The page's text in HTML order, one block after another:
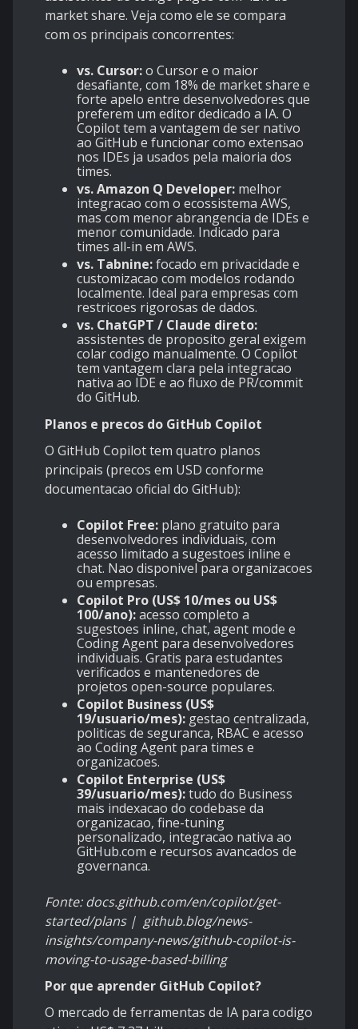
market share. Veja como ele se compara
com os principais concorrentes:
vs. Cursor:o Cursor e o maior
desafiante, com 18% de market share e
forte apelo entre desenvolvedores que
preferem um editor dedicado a IA. O
Copilot tem a vantagem de ser nativo
ao GitHub e funcionar como extensao
nos IDEs ja usados pela maioria dos
times.
vs. Amazon Q Developer: melhor
integracao com o ecossistema AWS,
mas com menor abrangencia de IDEs e
menor comunidade. Indicado para
times all-in em AWS.
vs. Tabnine:focado em privacidade e
customizacao com modelos rodando
localmente. Ideal para empresas com
restricoes rigorosas de dados.
vs. ChatGPT / Claude direto:
assistentes de proposito geral exigem
colar codigo manualmente. O Copilot
tem vantagem clara pela integracao
nativa ao IDE e ao fluxo de PR/commit
do GitHub.
Planos e precos do GitHub Copilot
O GitHub Copilot tem quatro planos
principais (precos em USD conforme
documentacao oficial do GitHub):
Copilot Free: plano gratuito para
desenvolvedores individuais, com
acesso limitado a sugestoes inline e
chat. Nao disponivel para organizacoes
ou empresas.
Copilot Pro (US$ 10/mes ou US$
100/ano):acesso completo a
sugestoes inline, chat, agent mode e
Coding Agent para desenvolvedores
individuais. Gratis para estudantes
verificados e mantenedores de
projetos open-source populares.
Copilot Business (US$
19/usuario/mes): gestao centralizada,
politicas de seguranca, RBAC e acesso
ao Coding Agent para times e
organizacoes.
Copilot Enterprise (US$
39/usuario/mes):tudo do Business
mais indexacao do codebase da
organizacao, fine-tuning
personalizado, integracao nativa ao
GitHub.com e recursos avancados de
governanca.
Fonte: docs.github.com/en/copilot/get-
started/plans | github.blog/news-
insights/company-news/github-copilot-is-
moving-to-usage-based-billing
Por que aprender GitHub Copilot?
O mercado de ferramentas de IA para codigo